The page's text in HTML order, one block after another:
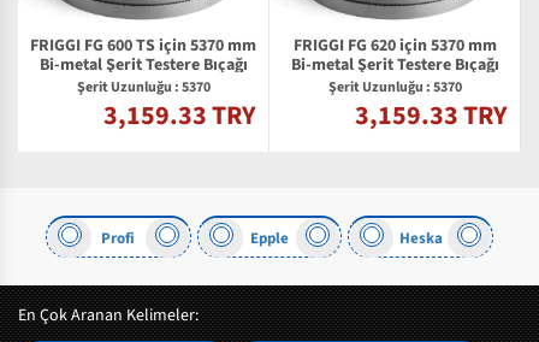
FRIGGI FG 600 TS için 5370 mm
Bi-metal Şerit Testere Bıçağı
Şerit Uzunluğu : 5370
3,159.33 TRY
FRIGGI FG 620 için 5370 mm
Bi-metal Şerit Testere Bıçağı
Şerit Uzunluğu : 5370
3,159.33 TRY
Profi Epple Heska
En Çok Aranan Kelimeler: